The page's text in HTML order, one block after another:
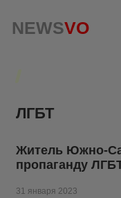
NEWSVO
NEWSVO
ЛГБТ
Житель Южно-
пропаганду
31 января 2023